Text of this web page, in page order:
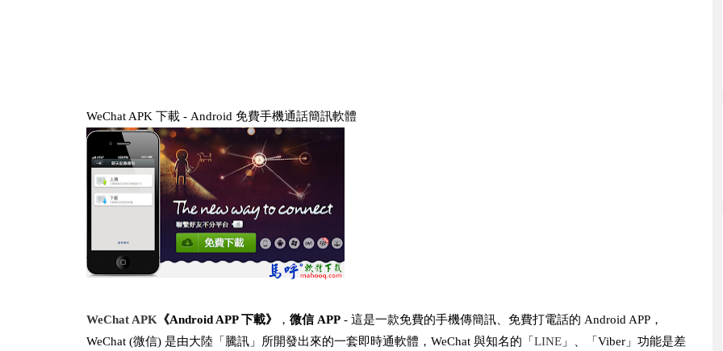
WeChat APK 下載 - Android 免費手機通話簡訊軟體
WeChat APK 《Android APP 下載》 ， 微信 APP - 這是一款免費的手機傳簡訊、免費打電話的 Android APP，
WeChat (微信) 是由大陸「騰訊」所開發出來的一套即時通軟體，WeChat 與知名的「 LINE 」、「Viber」功能是差